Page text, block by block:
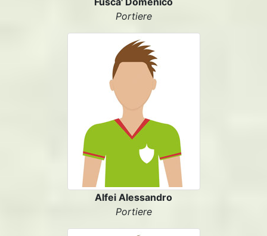
Portiere
Alfei Alessandro
Portiere